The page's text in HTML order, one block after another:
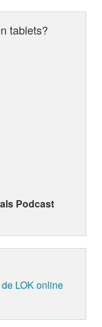
tablets?
Podcast
LOK online